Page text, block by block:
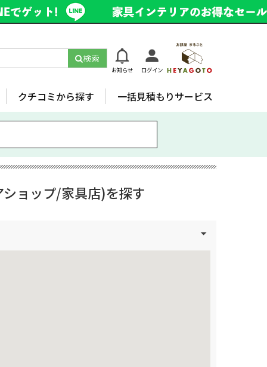
検索
お知らせ ログイン
クチコミから探す 一括見積もりサービス
ョップ/家具店)を探す